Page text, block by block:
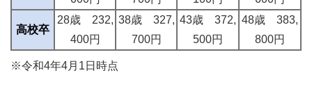
高校卒
28歳 232,
400円
38歳 327,
700円
43歳 372,
500円
48歳 383,
800円
※令和4年4月1日時点